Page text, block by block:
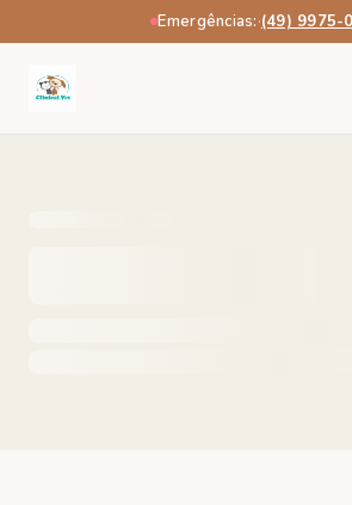
Emergências:·(49) 9975-